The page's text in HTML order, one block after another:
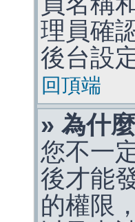
理員確
後台設
回頂端
» 為什
您不一
後才能
的權限